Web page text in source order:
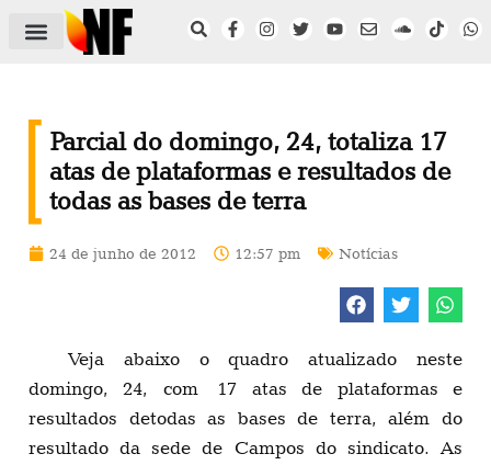
Parcial do domingo, 24, totaliza 17
atas de plataformas e resultados de
todas as bases de terra
24 de junho de 2012 12:57 pm Notícias
Veja abaixo o quadro atualizado neste
domingo, 24, com 17 atas de plataformas e
resultados detodas as bases de terra, além do
resultado da sede de Campos do sindicato. As